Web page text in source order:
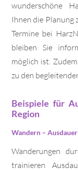
wunderschöne
Ihnen die Planung
Termine bei
bleiben Sie
möglich ist.
zu den
Beispiele für
Region
Wandern –
Wanderungen
trainieren